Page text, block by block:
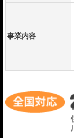
事業内容